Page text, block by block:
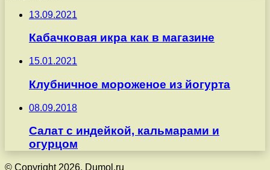
13.09.2021
Кабачковая икра как в магазине
15.01.2021
Клубничное мороженое из йогурта
08.09.2018
Салат с индейкой, кальмарами и
огурцом
© Copyright 2026, Dumol.ru